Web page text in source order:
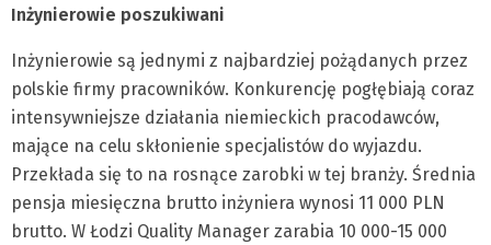
Inżynierowie poszukiwani
Inżynierowie są jednymi z najbardziej pożądanych przez
polskie firmy pracowników. Konkurencję pogłębiają coraz
intensywniejsze działania niemieckich pracodawców,
mające na celu skłonienie specjalistów do wyjazdu.
Przekłada się to na rosnące zarobki w tej branży. Średnia
pensja miesięczna brutto inżyniera wynosi 11 000 PLN
brutto. W Łodzi Quality Manager zarabia 10 000-15 000